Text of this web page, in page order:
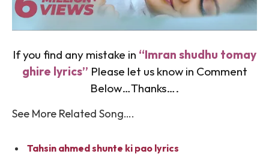
If you find any mistake in “Imran shudhu tomay
ghire lyrics” Please let us know in Comment
Below…Thanks….
See More Related Song….
Tahsin ahmed shunte ki pao lyrics